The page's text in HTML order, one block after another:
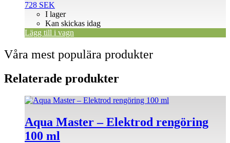
728 SEK
I lager
Kan skickas idag
Lägg till i vagn
Våra mest populära produkter
Relaterade produkter
Aqua Master – Elektrod rengöring
100 ml